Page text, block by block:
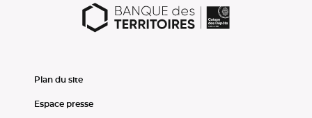
Plan du site
Espace presse